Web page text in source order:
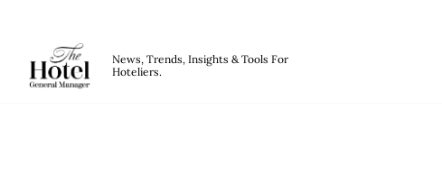
News, Trends, Insights & Tools For
Hoteliers.